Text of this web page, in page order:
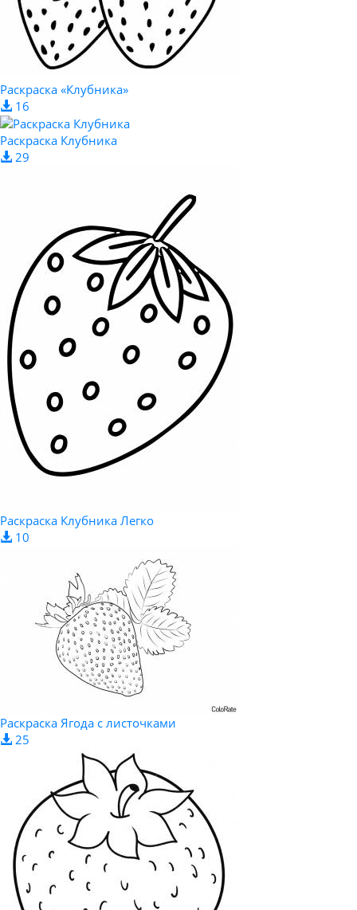
Раскраска «Клубника»
16
Раскраска Клубника
29
Раскраска Клубника Легко
10
Раскраска Ягода с листочками
25